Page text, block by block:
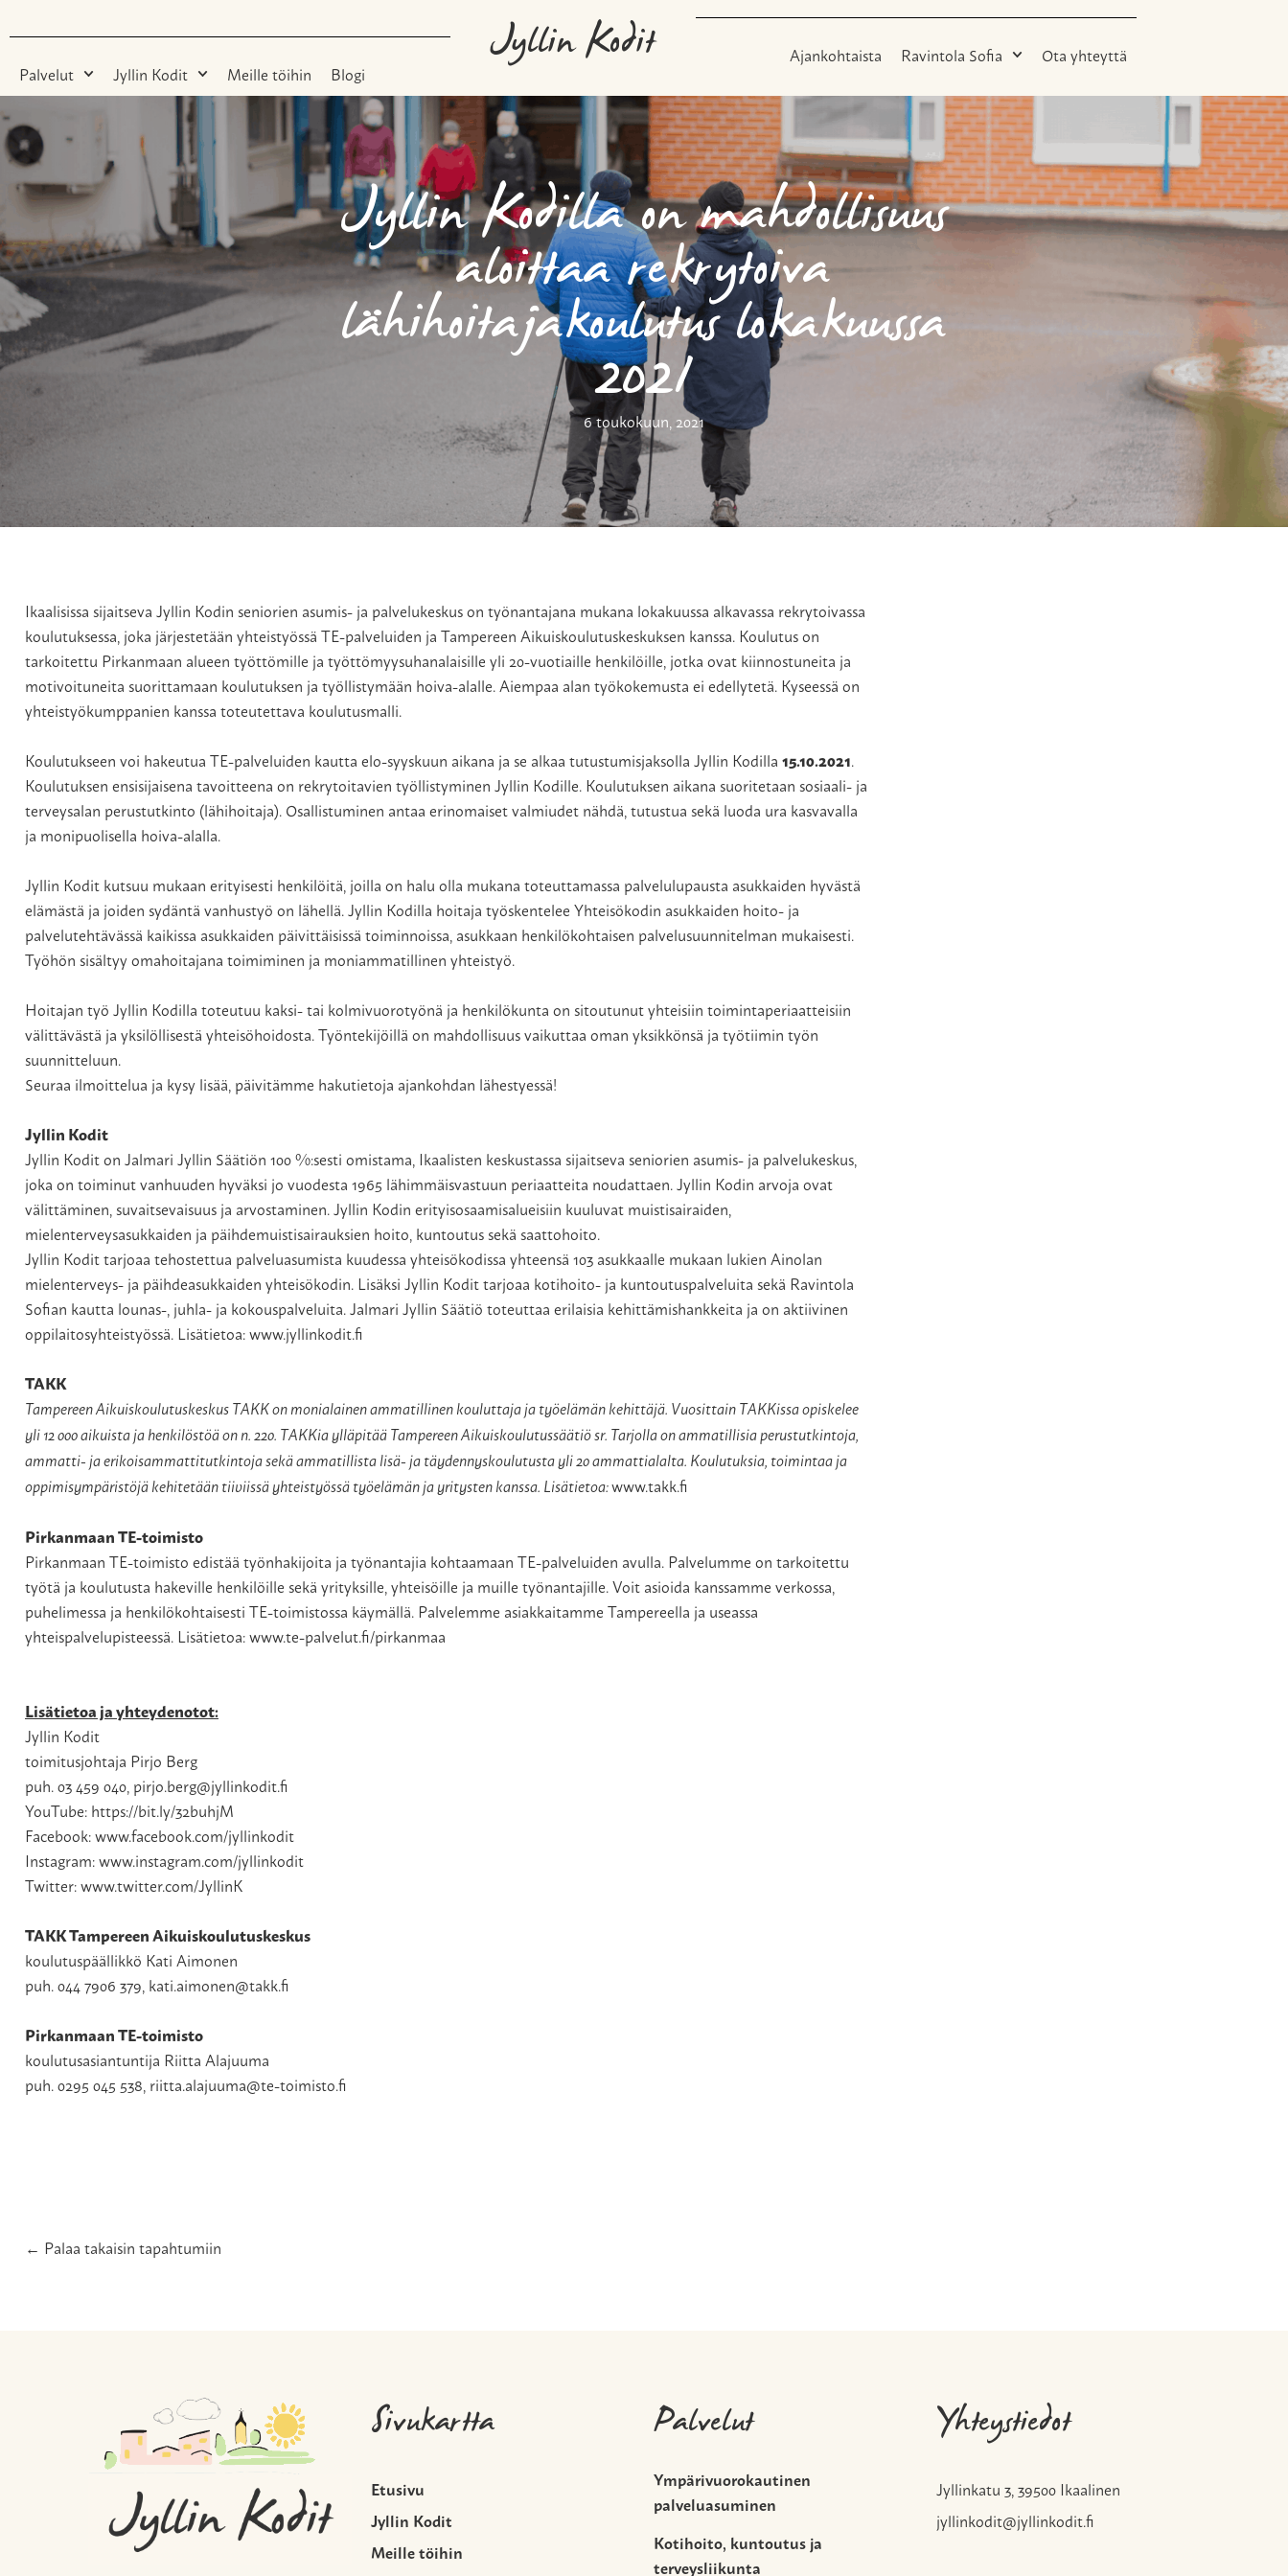
Palvelut Jyllin Kodit Meille töihin Blogi Jyllin Kodit Ajankohtaista Ravintola Sofia Ota yhteyttä
Jyllin Kodilla on mahdollisuus
aloittaa rekrytoiva
lähihoitajakoulutus lokakuussa
2021
6 toukokuun, 2021
Ikaalisissa sijaitseva Jyllin Kodin seniorien asumis- ja palvelukeskus on työnantajana mukana lokakuussa alkavassa rekrytoivassa
koulutuksessa, joka järjestetään yhteistyössä TE-palveluiden ja Tampereen Aikuiskoulutuskeskuksen kanssa. Koulutus on
tarkoitettu Pirkanmaan alueen työttömille ja työttömyysuhanalaisille yli 20-vuotiaille henkilöille, jotka ovat kiinnostuneita ja
motivoituneita suorittamaan koulutuksen ja työllistymään hoiva-alalle. Aiempaa alan työkokemusta ei edellytetä. Kyseessä on
yhteistyökumppanien kanssa toteutettava koulutusmalli.
Koulutukseen voi hakeutua TE-palveluiden kautta elo-syyskuun aikana ja se alkaa tutustumisjaksolla Jyllin Kodilla 15.10.2021.
Koulutuksen ensisijaisena tavoitteena on rekrytoitavien työllistyminen Jyllin Kodille. Koulutuksen aikana suoritetaan sosiaali- ja
terveysalan perustutkinto (lähihoitaja). Osallistuminen antaa erinomaiset valmiudet nähdä, tutustua sekä luoda ura kasvavalla
ja monipuolisella hoiva-alalla.
Jyllin Kodit kutsuu mukaan erityisesti henkilöitä, joilla on halu olla mukana toteuttamassa palvelulupausta asukkaiden hyvästä
elämästä ja joiden sydäntä vanhustyö on lähellä. Jyllin Kodilla hoitaja työskentelee Yhteisökodin asukkaiden hoito- ja
palvelutehtävässä kaikissa asukkaiden päivittäisissä toiminnoissa, asukkaan henkilökohtaisen palvelusuunnitelman mukaisesti.
Työhön sisältyy omahoitajana toimiminen ja moniammatillinen yhteistyö.
Hoitajan työ Jyllin Kodilla toteutuu kaksi- tai kolmivuorotyönä ja henkilökunta on sitoutunut yhteisiin toimintaperiaatteisiin
välittävästä ja yksilöllisestä yhteisöhoidosta. Työntekijöillä on mahdollisuus vaikuttaa oman yksikkönsä ja työtiimin työn
suunnitteluun.
Seuraa ilmoittelua ja kysy lisää, päivitämme hakutietoja ajankohdan lähestyessä!
Jyllin Kodit
Jyllin Kodit on Jalmari Jyllin Säätiön 100 %:sesti omistama, Ikaalisten keskustassa sijaitseva seniorien asumis- ja palvelukeskus,
joka on toiminut vanhuuden hyväksi jo vuodesta 1965 lähimmäisvastuun periaatteita noudattaen. Jyllin Kodin arvoja ovat
välittäminen, suvaitsevaisuus ja arvostaminen. Jyllin Kodin erityisosaamisalueisiin kuuluvat muistisairaiden,
mielenterveysasukkaiden ja päihdemuistisairauksien hoito, kuntoutus sekä saattohoito.
Jyllin Kodit tarjoaa tehostettua palveluasumista kuudessa yhteisökodissa yhteensä 103 asukkaalle mukaan lukien Ainolan
mielenterveys- ja päihdeasukkaiden yhteisökodin. Lisäksi Jyllin Kodit tarjoaa kotihoito- ja kuntoutuspalveluita sekä Ravintola
Sofian kautta lounas-, juhla- ja kokouspalveluita. Jalmari Jyllin Säätiö toteuttaa erilaisia kehittämishankkeita ja on aktiivinen
oppilaitosyhteistyössä. Lisätietoa:www.jyllinkodit.fi
TAKK
Tampereen Aikuiskoulutuskeskus TAKK on monialainen ammatillinen kouluttaja ja työelämän kehittäjä. Vuosittain TAKKissa opiskelee
yli 12 000 aikuista ja henkilöstöä on n. 220. TAKKia ylläpitää Tampereen Aikuiskoulutussäätiö sr. Tarjolla on ammatillisia perustutkintoja,
ammatti- ja erikoisammattitutkintoja sekä ammatillista lisä- ja täydennyskoulutusta yli 20 ammattialalta. Koulutuksia, toimintaa ja
oppimisympäristöjä kehitetään tiiviissä yhteistyössä työelämän ja yritysten kanssa. Lisätietoa:www.takk.fi
Pirkanmaan TE-toimisto
Pirkanmaan TE-toimisto edistää työnhakijoita ja työnantajia kohtaamaan TE-palveluiden avulla. Palvelumme on tarkoitettu
työtä ja koulutusta hakeville henkilöille sekä yrityksille, yhteisöille ja muille työnantajille. Voit asioida kanssamme verkossa,
puhelimessa ja henkilökohtaisesti TE-toimistossa käymällä. Palvelemme asiakkaitamme Tampereella ja useassa
yhteispalvelupisteessä. Lisätietoa:www.te-palvelut.fi/pirkanmaa
Lisätietoa ja yhteydenotot:
Jyllin Kodit
toimitusjohtaja Pirjo Berg
puh. 03 459 040,pirjo.berg@jyllinkodit.fi
YouTube:https://bit.ly/32buhjM
Facebook:www.facebook.com/jyllinkodit
Instagram:www.instagram.com/jyllinkodit
Twitter:www.twitter.com/JyllinK
TAKK Tampereen Aikuiskoulutuskeskus
koulutuspäällikkö Kati Aimonen
puh. 044 7906 379,kati.aimonen@takk.fi
Pirkanmaan TE-toimisto
koulutusasiantuntija Riitta Alajuuma
puh. 0295 045 538,riitta.alajuuma@te-toimisto.fi
← Palaa takaisin tapahtumiin
Sivukartta
Etusivu
Jyllin Kodit
Meille töihin
Palvelut
Ympärivuorokautinen
palveluasuminen
Kotihoito, kuntoutus ja
terveysliikunta
Yhteystiedot
Jyllinkatu 3, 39500 Ikaalinen
jyllinkodit@jyllinkodit.fi